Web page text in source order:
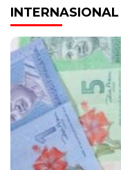
INTERNASIONAL